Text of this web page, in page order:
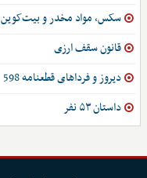
سکس، مواد مخدر و بیت‌کوین
قانون سقف ارزی
دیروز و فرداهای قطعنامه 598
داستان ۵۳ نفر